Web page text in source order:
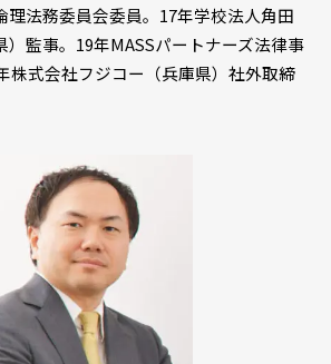
理法務委員会委員。17年学校法人角田
）監事。19年MASSパートナーズ法律事
株式会社フジコー（兵庫県）社外取締